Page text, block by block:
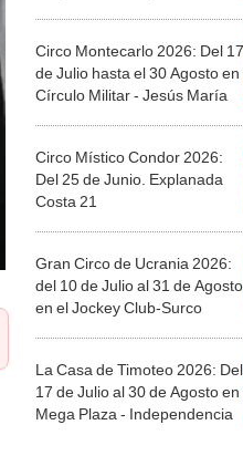
Circo Montecarlo 2026: Del 17
de Julio hasta el 30 Agosto en
Círculo Militar - Jesús María
Circo Místico Condor 2026:
Del 25 de Junio. Explanada
Costa 21
Gran Circo de Ucrania 2026:
del 10 de Julio al 31 de Agosto
en el Jockey Club-Surco
La Casa de Timoteo 2026: Del
17 de Julio al 30 de Agosto en
Mega Plaza - Independencia